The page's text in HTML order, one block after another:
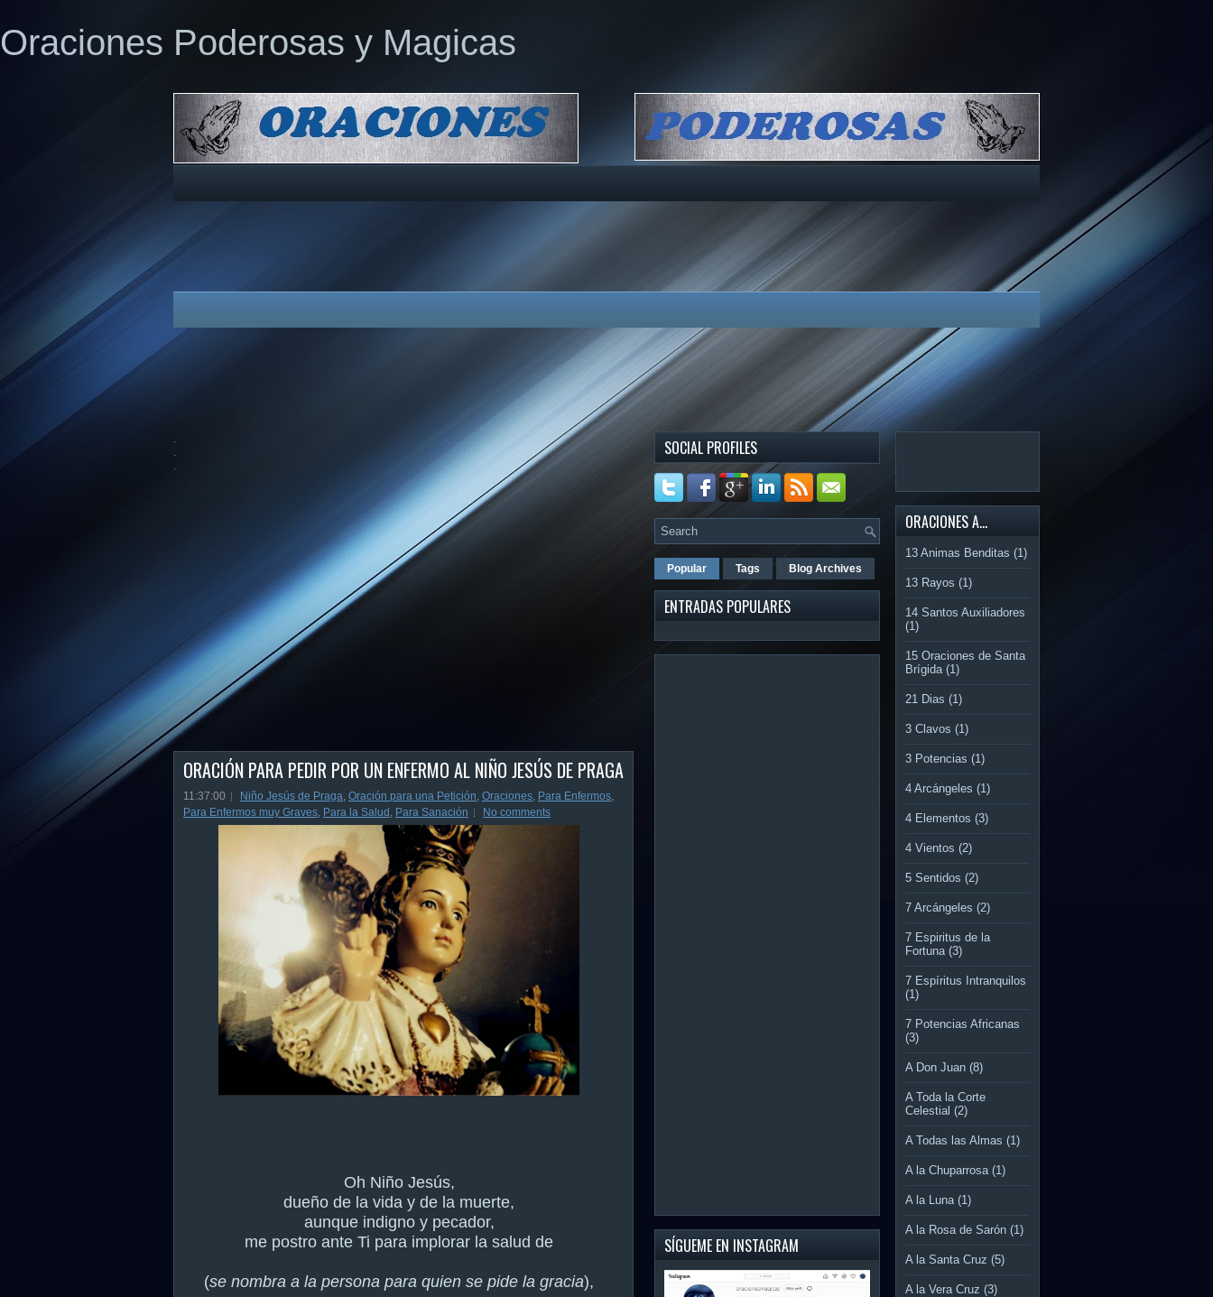
Oraciones Poderosas y Magicas
ORACIÓN PARA PEDIR POR UN ENFERMO AL NIÑO JESÚS DE PRAGA
11:37:00 Niño Jesús de Praga Oración para una Petición Oraciones Para Enfermos
Para Enfermos muy Graves Para la Salud Para Sanación No comments
Oh Niño Jesús,
dueño de la vida y de la muerte,
aunque indigno y pecador,
me postro ante Ti para implorar la salud de
(se nombra a la persona para quien se pide la gracia),
SOCIAL PROFILES
Popular Tags Blog Archives
ENTRADAS POPULARES
SÍGUEME EN INSTAGRAM
ORACIONES A...
13 Animas Benditas (1)
13 Rayos (1)
14 Santos Auxiliadores
(1)
15 Oraciones de Santa
Brígida (1)
21 Dias (1)
3 Clavos (1)
3 Potencias (1)
4 Arcángeles (1)
4 Elementos (3)
4 Vientos (2)
5 Sentidos (2)
7 Arcángeles (2)
7 Espiritus de la
Fortuna (3)
7 Espíritus Intranquilos
(1)
7 Potencias Africanas
(3)
A Don Juan (8)
A Toda la Corte
Celestial (2)
A Todas las Almas (1)
A la Chuparrosa (1)
A la Luna (1)
A la Rosa de Sarón (1)
A la Santa Cruz (5)
A la Vera Cruz (3)